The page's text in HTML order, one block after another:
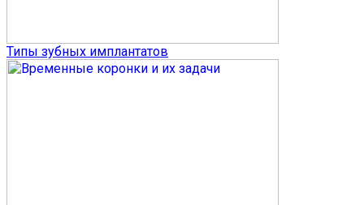
Типы зубных имплантатов